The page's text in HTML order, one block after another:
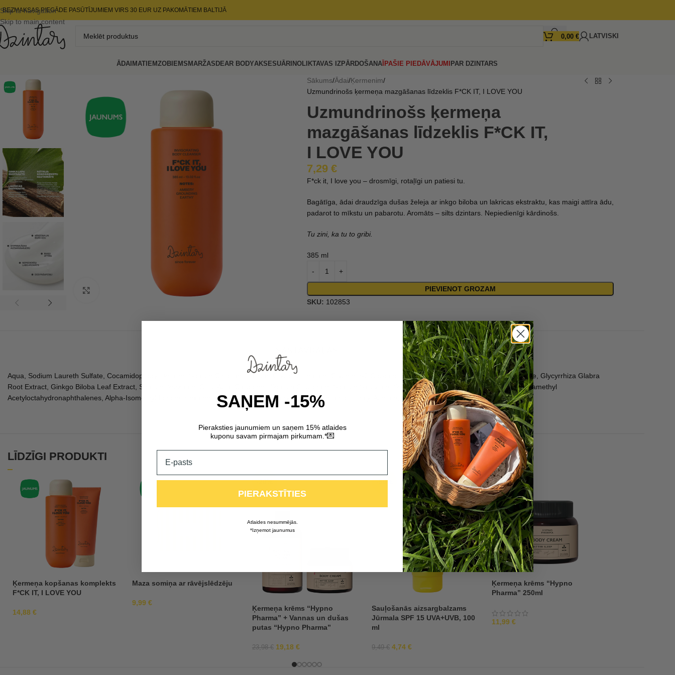
Skip to navigation
Skip to main content
BEZMAKSAS PIEGĀDE PASŪTĪJUMIEM VIRS 30 EUR UZ PAKOMĀTIEM BALTIJĀ
0,00 € LATVISKI
ĀDAIMATIEMZOBIEMSMARŽASDEAR BODYAKSESUĀRINOLIKTAVAS IZPĀRDOŠANAĪPAŠIE PIEDĀVĀJUMIPAR DZINTARS
Sākums Ādai Ķermenim
Uzmundrinošs ķermeņa mazgāšanas līdzeklis F*CK IT, I LOVE YOU
Uzmundrinošs ķermeņa
mazgāšanas līdzeklis F*CK IT,
I LOVE YOU
7,29 €
F*ck it, I love you – drosmīgi, rotaļīgi un patiesi tu.
Bagātīga, ādai draudzīga dušas želeja ar inkgo biloba un lakricas ekstraktu, kas maigi attīra ādu,
padarot to mīkstu un pabarotu. Aromāts – silts dzintars. Nepiedienīgi kārdinošs.
Tu zini, ka tu to gribi.
385 ml
PIEVIENOT GROZAM
SKU: 102853
Aqua, Sodium Laureth Sulfate, Cocamidopropyl Betaine, Sodium Chloride, Parfum, Glycol Distearate, Glycereth-2 Cocoate, Sodium Cocoyl Glutamate, Glyceryl Oleate, Glycyrrhiza Glabra
Root Extract, Ginkgo Biloba Leaf Extract, Sodium Benzoate, Citric Acid, Carbomer, Sodium Gluconate, Sodium Salicylate, Sodium Hydroxide, Linalool, Citronellol, Tetramethyl
Acetyloctahydronaphthalenes, Alpha-Isomethyl Ionone, Hexamethylindanopyran, Geranyl Acetate, Geraniol, Linalyl Acetate, Coumarin, Pogostemon Cablin Oil.
LĪDZĪGI PRODUKTI
Ķermeņa kopšanas komplekts
F*CK IT, I LOVE YOU
14,88 €
Maza somiņa ar rāvējslēdzēju
9,99€
-20%
Ķermeņa krēms “Hypno
Pharma” + Vannas un dušas
putas “Hypno Pharma”
23,98€ 19,18 €
-50%
Sauļošanās aizsargbalzams
Jūrmala SPF 15 UVA+UVB, 100
ml
9,49€ 4,74€
Ķermeņa krēms “Hypno
Pharma” 250ml
11,99 €
SAŅEM -15%
Pieraksties jaunumiem un saņem 15% atlaides
kuponu savam pirmajam pirkumam.*💌
PIERAKSTĪTIES
Atlaides nesummējās.
*Izņemot jaunumus